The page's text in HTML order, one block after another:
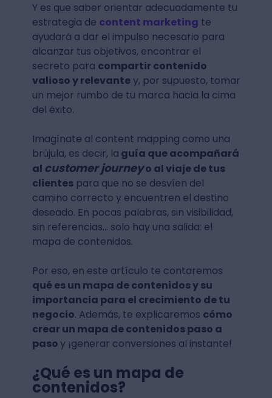
Y es que saber orientar adecuadamente tu
estrategia de content marketing te
ayudará a dar el impulso necesario para
alcanzar tus objetivos, encontrar el
secreto para compartir contenido
valioso y relevantey, por supuesto, tomar
un mejor rumbo de tu marca hacia la cima
del éxito.
Imagínate al content mapping como una
brújula, es decir, la guía que acompañará
al customer journeyo al viaje de tus
clientespara que no se desvíen del
camino correcto y encuentren el destino
deseado. En pocas palabras, sin visibilidad,
sin referencias… solo hay una salida: el
mapa de contenidos.
Por eso, en este artículo te contaremos
qué es un mapa de contenidos y su
importancia para el crecimiento de tu
negocio. Además, te explicaremos cómo
crear un mapa de contenidos paso a
pasoy ¡generar conversiones al instante!
¿Qué es un mapa de
contenidos?